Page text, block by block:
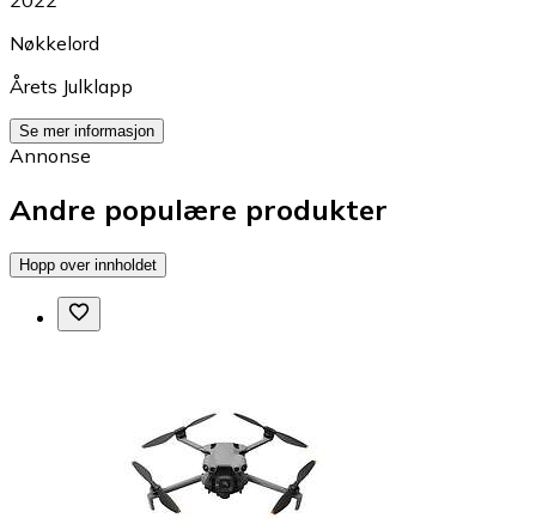
Nøkkelord
Årets Julklapp
Se mer informasjon
Annonse
Andre populære produkter
Hopp over innholdet